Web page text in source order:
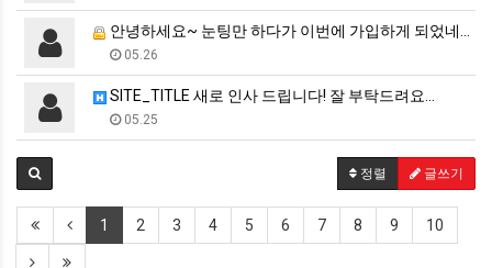
안녕하세요~ 눈팅만 하다가 이번에 가입하게 되었네요.
05.26
SITE_TITLE 새로 인사 드립니다! 잘 부탁드려요…
05.25
정렬 글쓰기
1 2 3 4 5 6 7 8 9 10